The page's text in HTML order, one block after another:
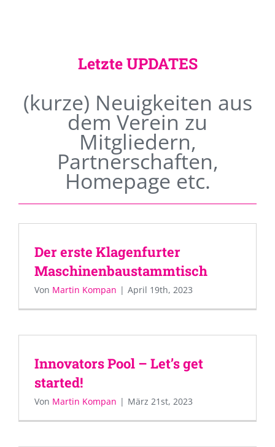
Letzte UPDATES
(kurze) Neuigkeiten aus
dem Verein zu
Mitgliedern,
Partnerschaften,
Homepage etc.
Der erste Klagenfurter
Maschinenbaustammtisch
Von Martin Kompan | April 19th, 2023
Innovators Pool – Let’s get
started!
Von Martin Kompan | März 21st, 2023